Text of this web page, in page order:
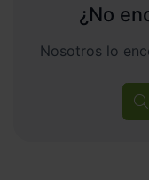
¿No
Nosotros lo